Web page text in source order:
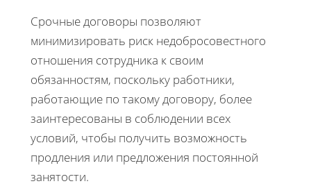
Срочные договоры позволяют
минимизировать риск недобросовестного
отношения сотрудника к своим
обязанностям, поскольку работники,
работающие по такому договору, более
заинтересованы в соблюдении всех
условий, чтобы получить возможность
продления или предложения постоянной
занятости.